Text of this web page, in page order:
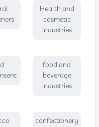
Health and
cosmetic
industries
food and
beverage
industries
confectionery